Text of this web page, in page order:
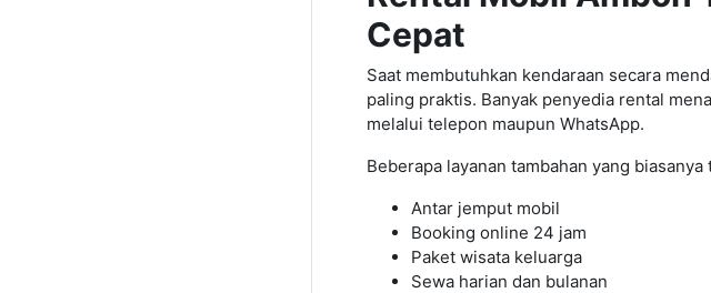
Cepat
Saat membutuhkan kendaraan secara
paling praktis. Banyak penyedia rental
melalui telepon maupun WhatsApp.
Beberapa layanan tambahan yang biasanya
Antar jemput mobil
Booking online 24 jam
Paket wisata keluarga
Sewa harian dan bulanan